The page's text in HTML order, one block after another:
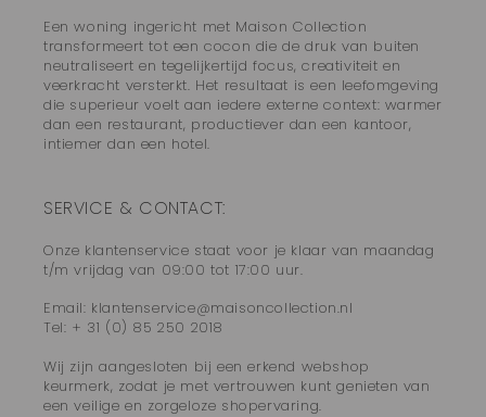
Een woning ingericht met Maison Collection
transformeert tot een cocon die de druk van buiten
neutraliseert en tegelijkertijd focus, creativiteit en
veerkracht versterkt. Het resultaat is een leefomgeving
die superieur voelt aan iedere externe context: warmer
dan een restaurant, productiever dan een kantoor,
intiemer dan een hotel.
SERVICE & CONTACT:
Onze klantenservice staat voor je klaar van maandag
t/m vrijdag van 09:00 tot 17:00 uur.
Email: klantenservice@maisoncollection.nl
Tel: + 31 (0) 85 250 2018
Wij zijn aangesloten bij een erkend webshop
keurmerk, zodat je met vertrouwen kunt genieten van
een veilige en zorgeloze shopervaring.